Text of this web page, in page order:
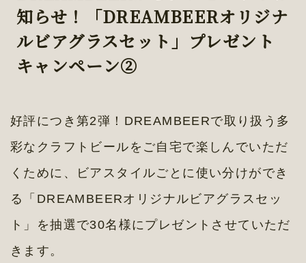
知らせ！「DREAMBEERオリジナ
ルビアグラスセット」プレゼント
キャンペーン②
好評につき第2弾！DREAMBEERで取り扱う多
彩なクラフトビールをご自宅で楽しんでいただ
くために、ビアスタイルごとに使い分けができ
る「DREAMBEERオリジナルビアグラスセッ
ト」を抽選で30名様にプレゼントさせていただ
きます。